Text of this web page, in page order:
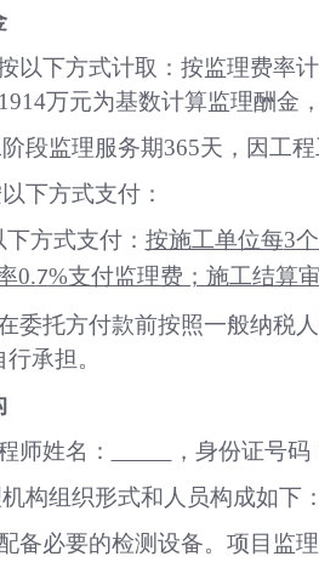
以下方式计取：按监理费率
万元为基数计算监理酬金
段监理服务期365天，因工
下方式支付：
方式支付： 按施工单位每3
0.7%支付监理费；施工结算
委托方付款前按照一般纳税
承担。
师姓名：
，身份证号码
构组织形式和人员构成如下：
备必要的检测设备。项目监